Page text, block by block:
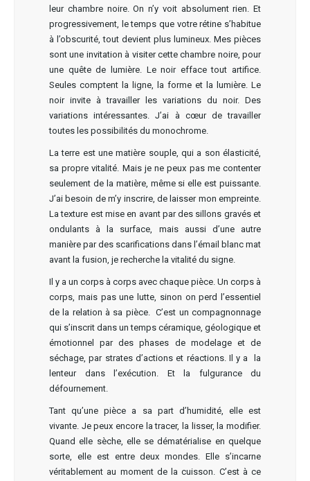
leur chambre noire. On n’y voit absolument rien. Et
progressivement, le temps que votre rétine s’habitue
à l’obscurité, tout devient plus lumineux. Mes pièces
sont une invitation à visiter cette chambre noire, pour
une quête de lumière. Le noir efface tout artifice.
Seules comptent la ligne, la forme et la lumière. Le
noir invite à travailler les variations du noir. Des
variations intéressantes. J’ai à cœur de travailler
toutes les possibilités du monochrome.
La terre est une matière souple, qui a son élasticité,
sa propre vitalité. Mais je ne peux pas me contenter
seulement de la matière, même si elle est puissante.
J’ai besoin de m’y inscrire, de laisser mon empreinte.
La texture est mise en avant par des sillons gravés et
ondulants à la surface, mais aussi d’une autre
manière par des scarifications dans l’émail blanc mat
avant la fusion, je recherche la vitalité du signe.
Il y a un corps à corps avec chaque pièce. Un corps à
corps, mais pas une lutte, sinon on perd l’essentiel
de la relation à sa pièce. C’est un compagnonnage
qui s’inscrit dans un temps céramique, géologique et
émotionnel par des phases de modelage et de
séchage, par strates d’actions et réactions. Il y a la
lenteur dans l’exécution. Et la fulgurance du
défournement.
Tant qu’une pièce a sa part d’humidité, elle est
vivante. Je peux encore la tracer, la lisser, la modifier.
Quand elle sèche, elle se dématérialise en quelque
sorte, elle est entre deux mondes. Elle s’incarne
véritablement au moment de la cuisson. C’est à ce